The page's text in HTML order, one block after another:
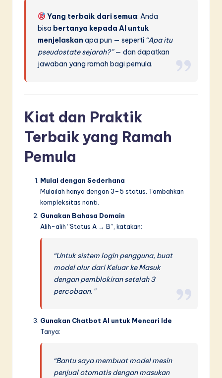
Yang terbaik dari semua: Anda
bisa bertanya kepada AI untuk
menjelaskan apa pun — seperti “Apa itu
pseudostate sejarah?”— dan dapatkan
jawaban yang ramah bagi pemula.
Kiat dan Praktik
Terbaik yang Ramah
Pemula
Mulai dengan Sederhana
Mulailah hanya dengan 3–5 status. Tambahkan
kompleksitas nanti.
Gunakan Bahasa Domain
Alih-alih “Status A → B”, katakan:
“Untuk sistem login pengguna, buat
model alur dari Keluar ke Masuk
dengan pemblokiran setelah 3
percobaan.”
Gunakan Chatbot AI untuk Mencari Ide
Tanya:
“Bantu saya membuat model mesin
penjual otomatis dengan masukan